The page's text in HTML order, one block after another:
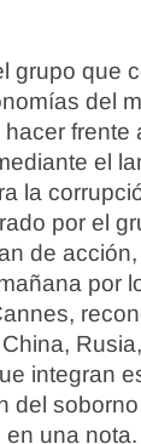
grupo que
del
frente
el
la
por el
de
por
integran
del
en una